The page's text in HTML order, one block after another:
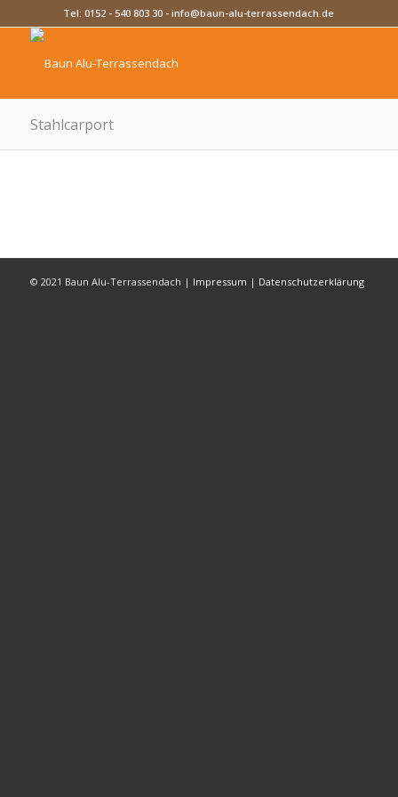
Tel:0152 - 540 803 30 -info@baun-alu-terrassendach.de
Stahlcarport
© 2021 Baun Alu-Terrassendach | Impressum | Datenschutzerklärung